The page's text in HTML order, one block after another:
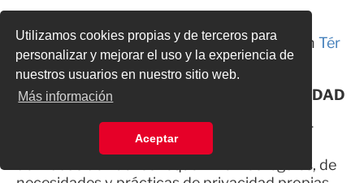
Utilizamos cookies propias y de terceros para
personalizar y mejorar el uso y la experiencia de
nuestros usuarios en nuestro sitio web.
Más información
Aceptar
recolectados sus datos. Más información en Tér
minos y Condiciones de Uso del sitio.
MODIFICACIONES AL AVISO DE PRIVACIDAD
El presente Aviso de Privacidad puede sufrir
modificaciones, cambios o actualizaciones
derivadas de nuevos requerimientos legales, de